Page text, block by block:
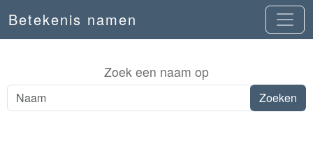
Betekenis namen
Zoek een naam op